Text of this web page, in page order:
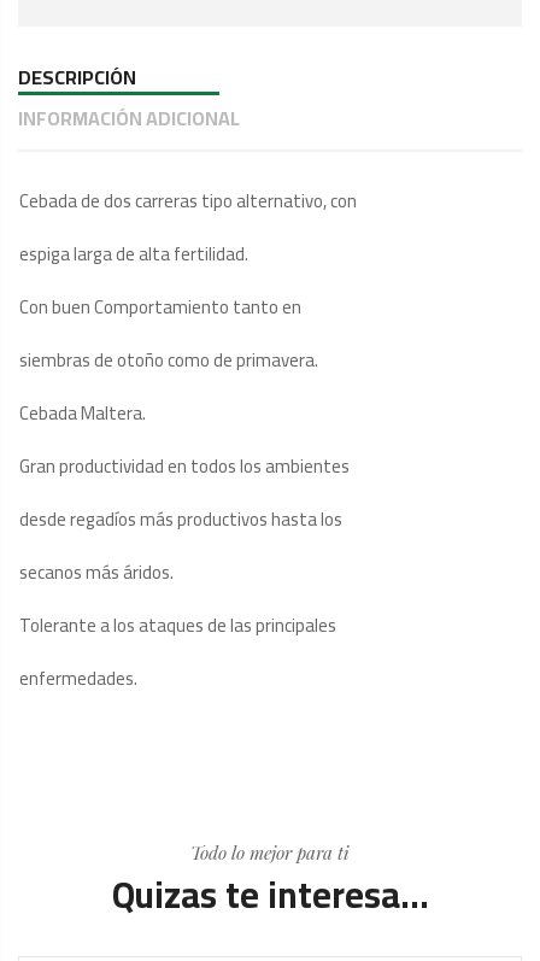
DESCRIPCIÓN
INFORMACIÓN ADICIONAL
Cebada de dos carreras tipo alternativo, con
espiga larga de alta fertilidad.
Con buen Comportamiento tanto en
siembras de otoño como de primavera.
Cebada Maltera.
Gran productividad en todos los ambientes
desde regadíos más productivos hasta los
secanos más áridos.
Tolerante a los ataques de las principales
enfermedades.
Todo lo mejor para ti
Quizas te interesa...